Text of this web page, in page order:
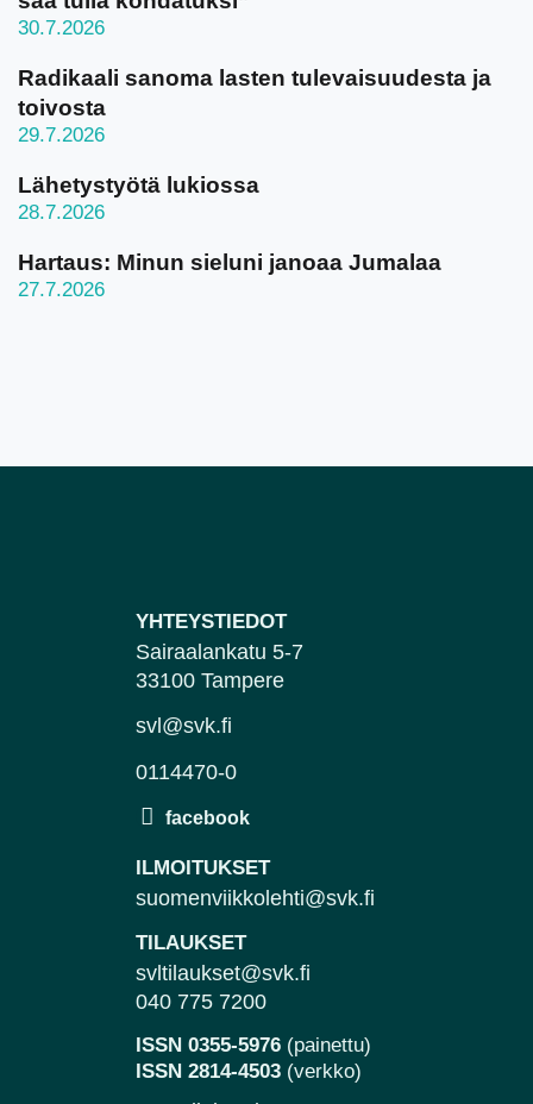
30.7.2026
Radikaali sanoma lasten tulevaisuudesta ja
toivosta
29.7.2026
Lähetystyötä lukiossa
28.7.2026
Hartaus: Minun sieluni janoaa Jumalaa
27.7.2026
YHTEYSTIEDOT
Sairaalankatu 5-7
33100 Tampere
svl@svk.fi
0114470-0
ILMOITUKSET
suomenviikkolehti@svk.fi
TILAUKSET
svltilaukset@svk.fi
040 775 7200
ISSN 0355-5976 (painettu)
ISSN 2814-4503 (verkko)